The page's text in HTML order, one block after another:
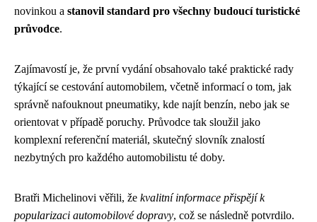
novinkou a stanovil standard pro všechny budoucí turistické
průvodce.
Zajímavostí je, že první vydání obsahovalo také praktické rady
týkající se cestování automobilem, včetně informací o tom, jak
správně nafouknout pneumatiky, kde najít benzín, nebo jak se
orientovat v případě poruchy. Průvodce tak sloužil jako
komplexní referenční materiál, skutečný slovník znalostí
nezbytných pro každého automobilistu té doby.
Bratři Michelinovi věřili, že kvalitní informace přispějí k
popularizaci automobilové dopravy, což se následně potvrdilo.